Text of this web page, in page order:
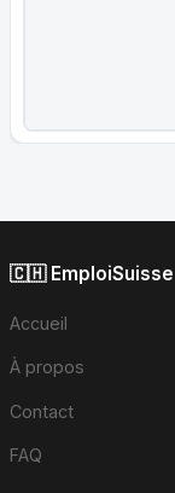
🇨🇭 EmploiSuisse
Accueil
À propos
Contact
FAQ